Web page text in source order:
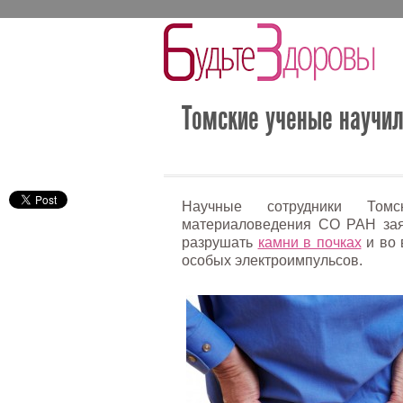
Томские ученые
Научные сотрудники
материаловедения СО РАН
разрушать камни в почкахи во
особых электроимпульсов.